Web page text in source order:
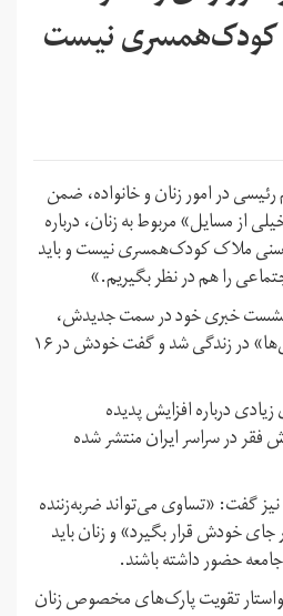
نیست
در امور زنان و خانواده، ضمن
از مسایل» مربوط به زنان، درباره
ملاک کودک‌همسری نیست و باید
را هم در نظر بگیریم.»
نشست خبری خود در سمت جدیدش،
خواستار در نظر گرفتن «ارزش‌ها» در زندگی شد و گفت خودش در ۱۶
درباره افزایش پدیده
در سراسر ایران منتشر شده
نیز گفت: «تساوی می‌تواند ضربه‌زننده
جای خودش قرار بگیرد» و زنان باید
حضور داشته باشند.
تقویت پارک‌های مخصوص زنان